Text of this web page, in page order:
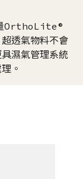
OrthoLite®
透氣物料不會
濕氣管理系統
。